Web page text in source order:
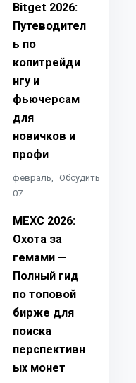
Bitget 2026:
Путеводител
ь по
копитрейди
нгу и
фьючерсам
для
новичков и
профи
февраль,
07
Обсудить
MEXC 2026:
Охота за
гемами —
Полный гид
по топовой
бирже для
поиска
перспективн
ых монет